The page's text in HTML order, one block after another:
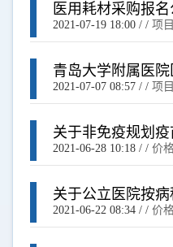
医用耗材采购报
WSCL202101015）
2021-07-19 18:00 / / 项
青岛大学附属医
果公示（编号:
2021-07-07 08:57 / / 项
关于非免疫规划
准的通知（鲁发改
2021-06-28 10:18 / / 价
关于公立医院按
的通知
2021-06-22 08:34 / / 价